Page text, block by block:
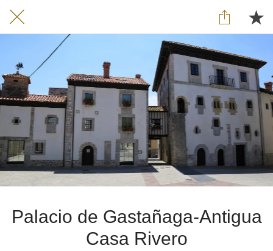
Palacio de Gastañaga-Antigua
Casa Rivero